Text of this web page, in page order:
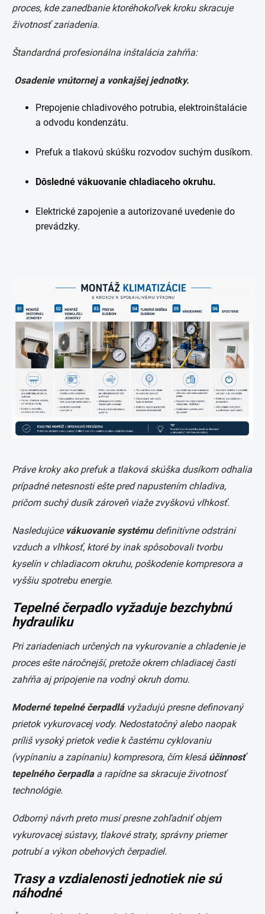
proces, kde zanedbanie ktoréhokoľvek kroku skracuje
životnosť zariadenia.
Štandardná profesionálna inštalácia zahŕňa:
Osadenie vnútornej a vonkajšej jednotky.
Prepojenie chladivového potrubia, elektroinštalácie
a odvodu kondenzátu.
Prefuk a tlakovú skúšku rozvodov suchým dusíkom.
Dôsledné vákuovanie chladiaceho okruhu.
Elektrické zapojenie a autorizované uvedenie do
prevádzky.
Práve kroky ako prefuk a tlaková skúška dusíkom odhalia
prípadné netesnosti ešte pred napustením chladiva,
pričom suchý dusík zároveň viaže zvyškovú vlhkosť.
Nasledujúce vákuovanie systémudefinitívne odstráni
vzduch a vlhkosť, ktoré by inak spôsobovali tvorbu
kyselín v chladiacom okruhu, poškodenie kompresora a
vyššiu spotrebu energie.
Tepelné čerpadlo vyžaduje bezchybnú
hydrauliku
Pri zariadeniach určených na vykurovanie a chladenie je
proces ešte náročnejší, pretože okrem chladiacej časti
zahŕňa aj pripojenie na vodný okruh domu.
Moderné tepelné čerpadlávyžadujú presne definovaný
prietok vykurovacej vody. Nedostatočný alebo naopak
príliš vysoký prietok vedie k častému cyklovaniu
(vypínaniu a zapínaniu) kompresora, čím klesá účinnosť
tepelného čerpadlaa rapídne sa skracuje životnosť
technológie.
Odborný návrh preto musí presne zohľadniť objem
vykurovacej sústavy, tlakové straty, správny priemer
potrubí a výkon obehových čerpadiel.
Trasy a vzdialenosti jednotiek nie sú
náhodné